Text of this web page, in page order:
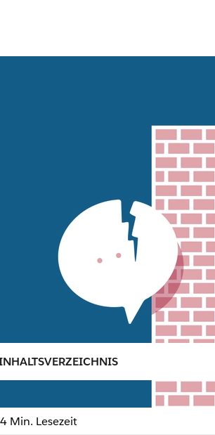
Min. Lesezeit